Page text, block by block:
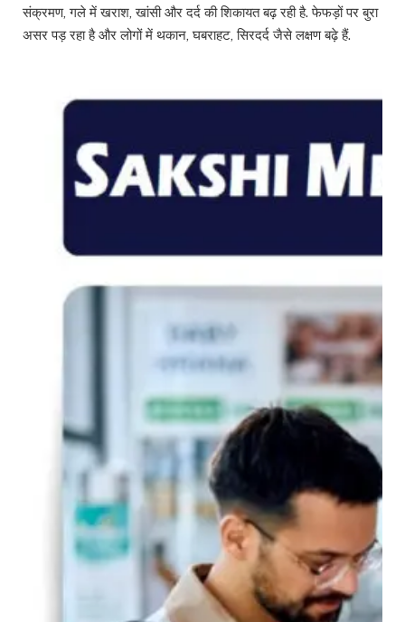
संक्रमण, गले में खराश, खांसी और दर्द की शिकायत बढ़ रही है. फेफड़ों पर बुरा
असर पड़ रहा है और लोगों में थकान, घबराहट, सिरदर्द जैसे लक्षण बढ़े हैं.